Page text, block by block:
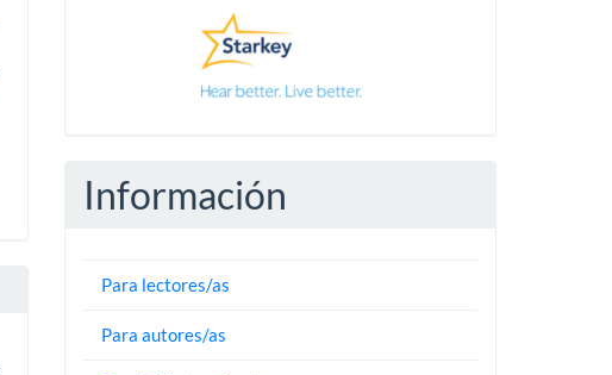
Información
Para lectores/as
Para autores/as